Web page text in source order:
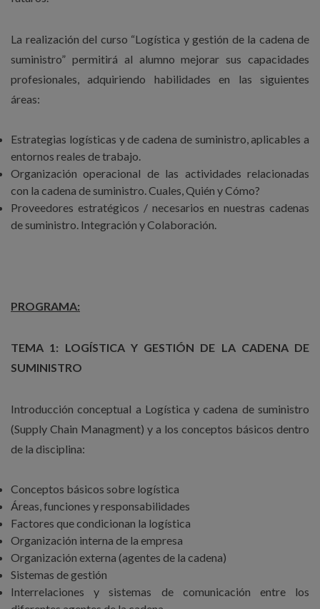
La realización del curso “Logística y gestión de la cadena de
suministro” permitirá al alumno mejorar sus capacidades
profesionales, adquiriendo habilidades en las siguientes
áreas:
Estrategias logísticas y de cadena de suministro, aplicables a
entornos reales de trabajo.
Organización operacional de las actividades relacionadas
con la cadena de suministro. Cuales, Quién y Cómo?
Proveedores estratégicos / necesarios en nuestras cadenas
de suministro. Integración y Colaboración.
PROGRAMA:
TEMA 1: LOGÍSTICA Y GESTIÓN DE LA CADENA DE
SUMINISTRO
Introducción conceptual a Logística y cadena de suministro
(Supply Chain Managment) y a los conceptos básicos dentro
de la disciplina:
Conceptos básicos sobre logística
Áreas, funciones y responsabilidades
Factores que condicionan la logística
Organización interna de la empresa
Organización externa (agentes de la cadena)
Sistemas de gestión
Interrelaciones y sistemas de comunicación entre los